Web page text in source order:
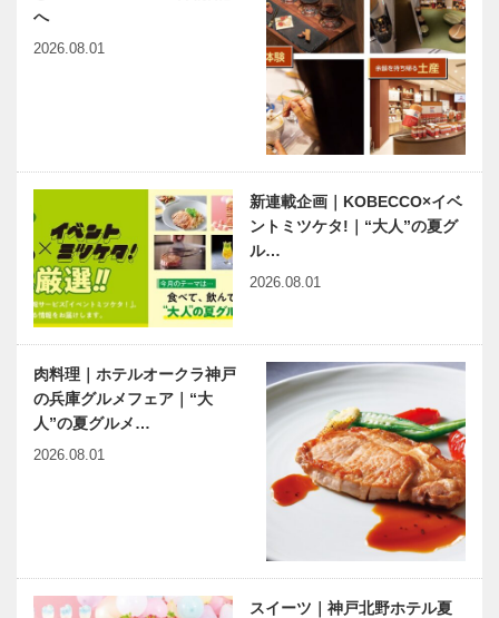
へ
2026.08.01
新連載企画｜KOBECCO×イベ
ントミツケタ!｜“大人”の夏グ
ル…
2026.08.01
肉料理｜ホテルオークラ神戸
の兵庫グルメフェア｜“大
人”の夏グルメ…
2026.08.01
スイーツ｜神戸北野ホテル夏